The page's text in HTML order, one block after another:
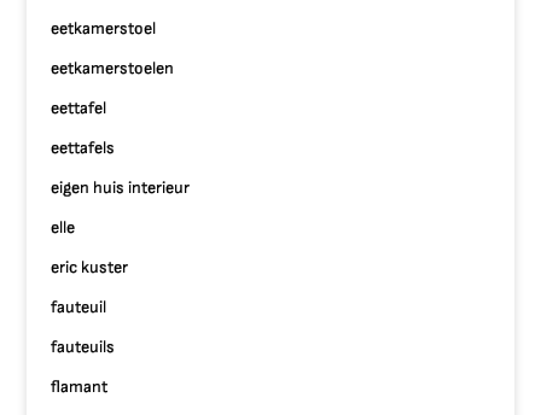
eetkamerstoel
eetkamerstoelen
eettafel
eettafels
eigen huis interieur
elle
eric kuster
fauteuil
fauteuils
flamant